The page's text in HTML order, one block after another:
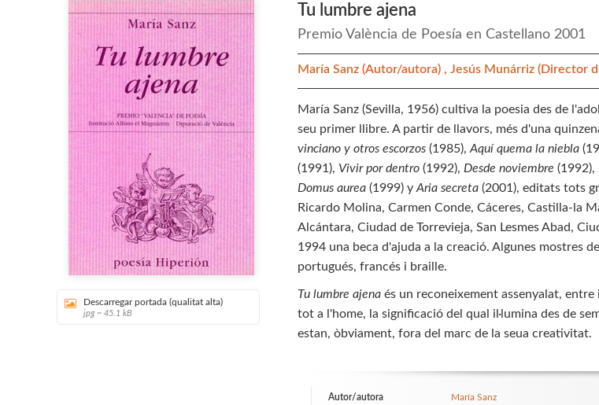
Descarregar portada (qualitat alta)
jpg ~ 45.1 kB
Tu lumbre ajena
Premio València de Poesía en Castellano 2001
María Sanz(Autor/autora) ,Jesús Munárriz(Director
María Sanz (Sevilla, 1956) cultiva la poesia des de
seu primer llibre. A partir de llavors, més d'una
vinciano y otros escorzos (1985),Aquí quema la niebla
(1991), Vivir por dentro (1992), Desde noviembre (1992),
Domus aurea (1999) yAria secreta (2001), editats tots
Ricardo Molina, Carmen Conde, Cáceres, Castilla-la
Alcántara, Ciudad de Torrevieja, San Lesmes Abad,
1994 una beca d'ajuda a la creació. Algunes mostres
portugués, francés i braille.
Tu lumbre ajena és un reconeixement assenyalat,
tot a l'home, la significació del qual il·lumina des de
estan, òbviament, fora del marc de la seua creativitat.
Autor/autora
María Sanz